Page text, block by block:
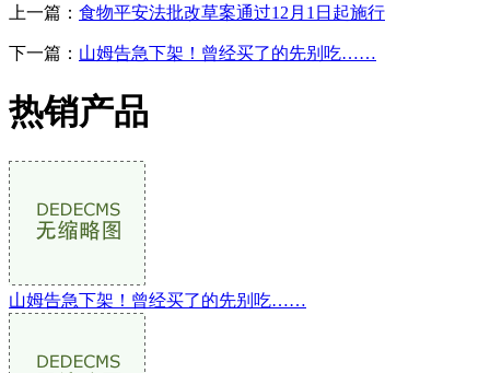
上一篇： 食物平安法批改草案通过12月1日起施行
下一篇： 山姆告急下架！曾经买了的先别吃……
热销产品
山姆告急下架！曾经买了的先别吃……